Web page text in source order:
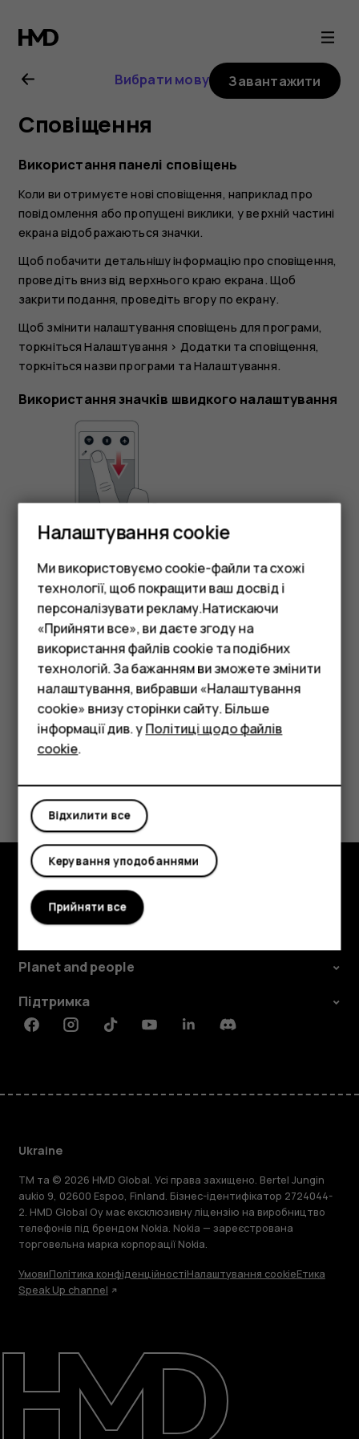
Посібник
користувача
Nokia
G21
Смартфони
Фічерфони
Аксесуари
Планшети
Детальніше
Підтримка
Вибрати мову Завантажити
Сповіщення
Використання панелі сповіщень
Коли ви отримуєте нові сповіщення, наприклад про
повідомлення або пропущені виклики, у верхній частині
екрана відображаються значки.
Щоб побачити детальнішу інформацію про сповіщення,
проведіть вниз від верхнього краю екрана. Щоб
закрити подання, проведіть вгору по екрану.
Щоб змінити налаштування сповіщень для програми,
торкнітьсяНалаштування > Додатки та сповіщення,
торкніться назви програми таНалаштування.
Використання значків швидкого налаштування
Щоб активувати функції, торкніться кнопок швидкого
налаштування на панелі сповіщень. Щоб побачити
більше значків, потягніть меню вниз.
Щоб упорядкувати значки, торкнітьсяmode_edit
утримуйте значок, а потім перетягніть його до іншого
місця.
Це було для вас корисним?
Так Ні
Огляд
Planet and people
Підтримка
FacebookInstagramTiktokYoutubeLinkedinDiscord
Ukraine
TM та © 2026 HMD Global. Усі права захищено. Bertel Jungin
aukio 9, 02600 Espoo, Finland. Бізнес-ідентифікатор 2724044-
2. HMD Global Oy має ексклюзивну ліцензію на виробництво
телефонів під брендом Nokia. Nokia — зареєстрована
торговельна марка корпорації Nokia.
УмовиПолітика конфіденційностіНалаштування cookieЕтика
Speak Up channel
Налаштування cookie
Ми використовуємо cookie-файли та схожі
технології, щоб покращити ваш досвід і
персоналізувати рекламу.Натискаючи
«Прийняти все», ви даєте згоду на
використання файлів cookie та подібних
технологій. За бажанням ви зможете змінити
налаштування, вибравши «Налаштування
cookie» внизу сторінки сайту. Більше
інформації див. уПолітиці щодо файлів
cookie.
Відхилити все
Керування уподобаннями
Прийняти все